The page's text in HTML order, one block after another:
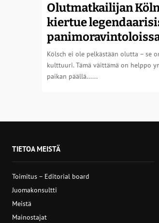
Olutmatkailijan
kiertue
Kölsch ei ole pelkästään olutta – se
kulttuuri. Tämä väittämä on helppo
paikan päällä......
TIETOA MEISTÄ
Toimitus – Editorial board
Juomakonsultti
Meistä
Mainostajat